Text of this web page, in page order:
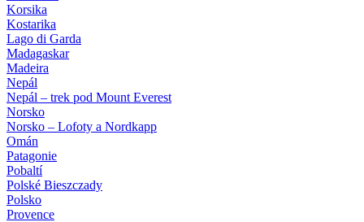
Korsika
Kostarika
Lago di Garda
Madagaskar
Madeira
Nepál
Nepál – trek pod Mount Everest
Norsko
Norsko – Lofoty a Nordkapp
Omán
Patagonie
Pobaltí
Polské Bieszczady
Polsko
Provence